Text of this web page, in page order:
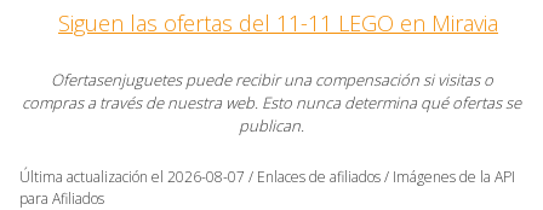
Siguen las ofertas del 11-11 LEGO en Miravia
Ofertasenjuguetes puede recibir una compensación si visitas o
compras a través de nuestra web. Esto nunca determina qué ofertas se
publican.
Última actualización el 2026-08-07 / Enlaces de afiliados / Imágenes de la API
para Afiliados